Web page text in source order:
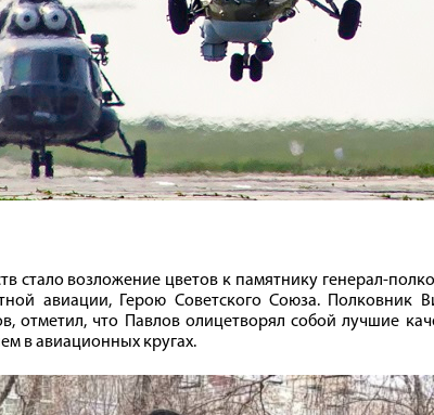
стало возложение цветов к памятнику генерал-
авиации, Герою Советского Союза. Полковник
отметил, что Павлов олицетворял собой лучшие
в авиационных кругах.